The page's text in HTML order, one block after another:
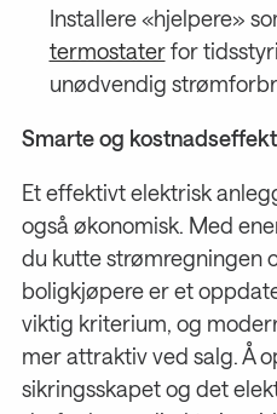
Installere «hjelpere»
termostaterfor
unødvendig
Smarte og
Et effektivt elektrisk
også økonomisk. Med
du kutte strømregningen
boligkjøpere er et
viktig kriterium, og
mer attraktiv ved salg. Å
sikringsskapet og det